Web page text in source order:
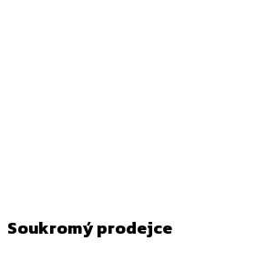
Soukromý prodejce